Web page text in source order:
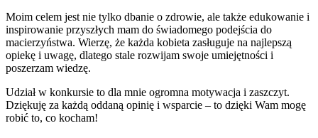
Moim celem jest nie tylko dbanie o zdrowie, ale także edukowanie i
inspirowanie przyszłych mam do świadomego podejścia do
macierzyństwa. Wierzę, że każda kobieta zasługuje na najlepszą
opiekę i uwagę, dlatego stale rozwijam swoje umiejętności i
poszerzam wiedzę.
Udział w konkursie to dla mnie ogromna motywacja i zaszczyt.
Dziękuję za każdą oddaną opinię i wsparcie – to dzięki Wam mogę
robić to, co kocham!